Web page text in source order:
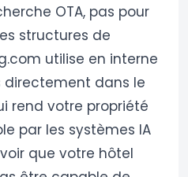
OTA, pas pour
structures de
utilise en interne
directement dans le
rend votre propriété
par les systèmes IA
que votre hôtel